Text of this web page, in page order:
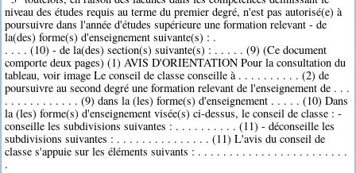
niveau des études requis au terme du premier degré, n'est pas autorisé(e) à
poursuivre dans l'année d'études supérieure une formation relevant - de
la(des) forme(s) d'enseignement suivante(s) : .
. . . . (10) - de la(des) section(s) suivante(s) : . . . . . (9) (Ce document
comporte deux pages) (1) AVIS D'ORIENTATION Pour la consultation du
tableau, voir image Le conseil de classe conseille à . . . . . . . . . . (2) de
poursuivre au second degré une formation relevant de l'enseignement de . . .
. . . . . . . . . . . . (9) dans la (les) forme(s) d'enseignement . . . . . (10) Dans
la (les) forme(s) d'enseignement visée(s) ci-dessus, le conseil de classe : -
conseille les subdivisions suivantes : . . . . . . . . . . (11) - déconseille les
subdivisions suivantes : . . . . . . . . . . . . . . . (11) L'avis du conseil de
classe s'appuie sur les éléments suivants : . . . . . . . . . . . . . . . . . . . . . . . .
.